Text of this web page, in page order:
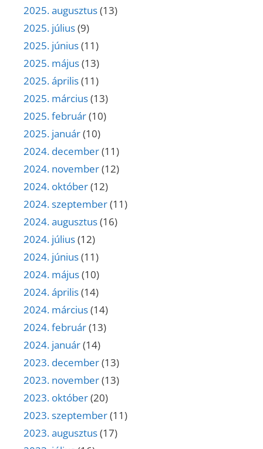
2025. augusztus(13)
2025. július(9)
2025. június(11)
2025. május(13)
2025. április(11)
2025. március(13)
2025. február(10)
2025. január(10)
2024. december(11)
2024. november(12)
2024. október(12)
2024. szeptember(11)
2024. augusztus(16)
2024. július(12)
2024. június(11)
2024. május(10)
2024. április(14)
2024. március(14)
2024. február(13)
2024. január(14)
2023. december(13)
2023. november(13)
2023. október(20)
2023. szeptember(11)
2023. augusztus(17)